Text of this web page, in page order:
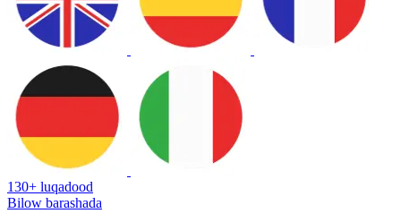
130+ luqadood
Bilow barashada